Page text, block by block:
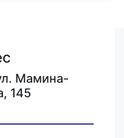
Мамина-
145